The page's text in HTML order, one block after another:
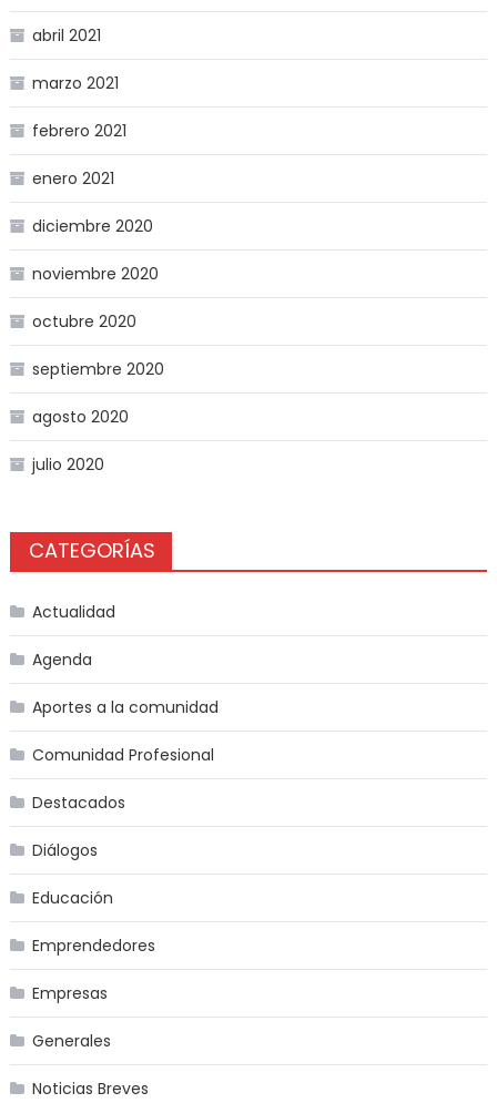
abril 2021
marzo 2021
febrero 2021
enero 2021
diciembre 2020
noviembre 2020
octubre 2020
septiembre 2020
agosto 2020
julio 2020
CATEGORÍAS
Actualidad
Agenda
Aportes a la comunidad
Comunidad Profesional
Destacados
Diálogos
Educación
Emprendedores
Empresas
Generales
Noticias Breves